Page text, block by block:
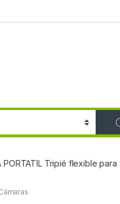
PORTATIL Tripié flexible